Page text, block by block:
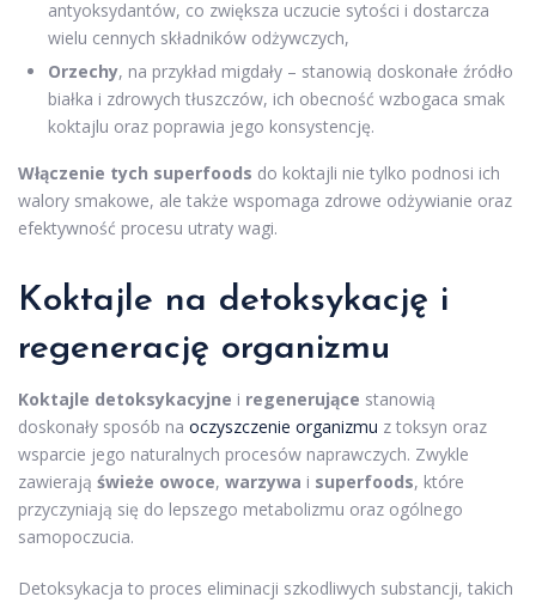
antyoksydantów, co zwiększa uczucie sytości i dostarcza
wielu cennych składników odżywczych,
Orzechy, na przykład migdały – stanowią doskonałe źródło
białka i zdrowych tłuszczów, ich obecność wzbogaca smak
koktajlu oraz poprawia jego konsystencję.
Włączenie tych superfoods do koktajli nie tylko podnosi ich
walory smakowe, ale także wspomaga zdrowe odżywianie oraz
efektywność procesu utraty wagi.
Koktajle na detoksykację i
regenerację organizmu
Koktajle detoksykacyjne i regenerujące stanowią
doskonały sposób na oczyszczenie organizmu z toksyn oraz
wsparcie jego naturalnych procesów naprawczych. Zwykle
zawierają świeże owoce, warzywa i superfoods, które
przyczyniają się do lepszego metabolizmu oraz ogólnego
samopoczucia.
Detoksykacja to proces eliminacji szkodliwych substancji, takich